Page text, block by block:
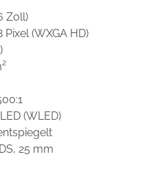
Zoll)
Pixel (WXGA HD)
(WLED)
25 mm